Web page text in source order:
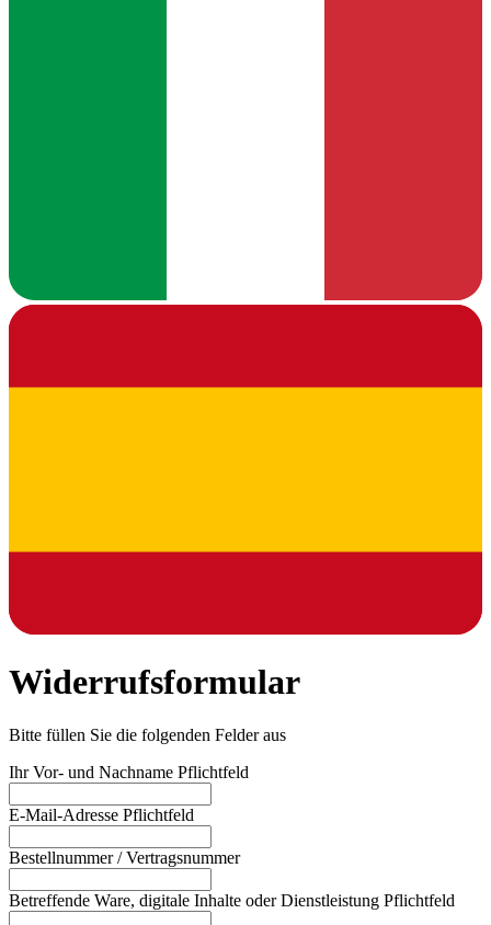
Widerrufsformular
Bitte füllen Sie die folgenden Felder aus
Ihr Vor- und Nachname Pflichtfeld
E-Mail-Adresse Pflichtfeld
Bestellnummer / Vertragsnummer
Betreffende Ware, digitale Inhalte oder Dienstleistung Pflichtfeld